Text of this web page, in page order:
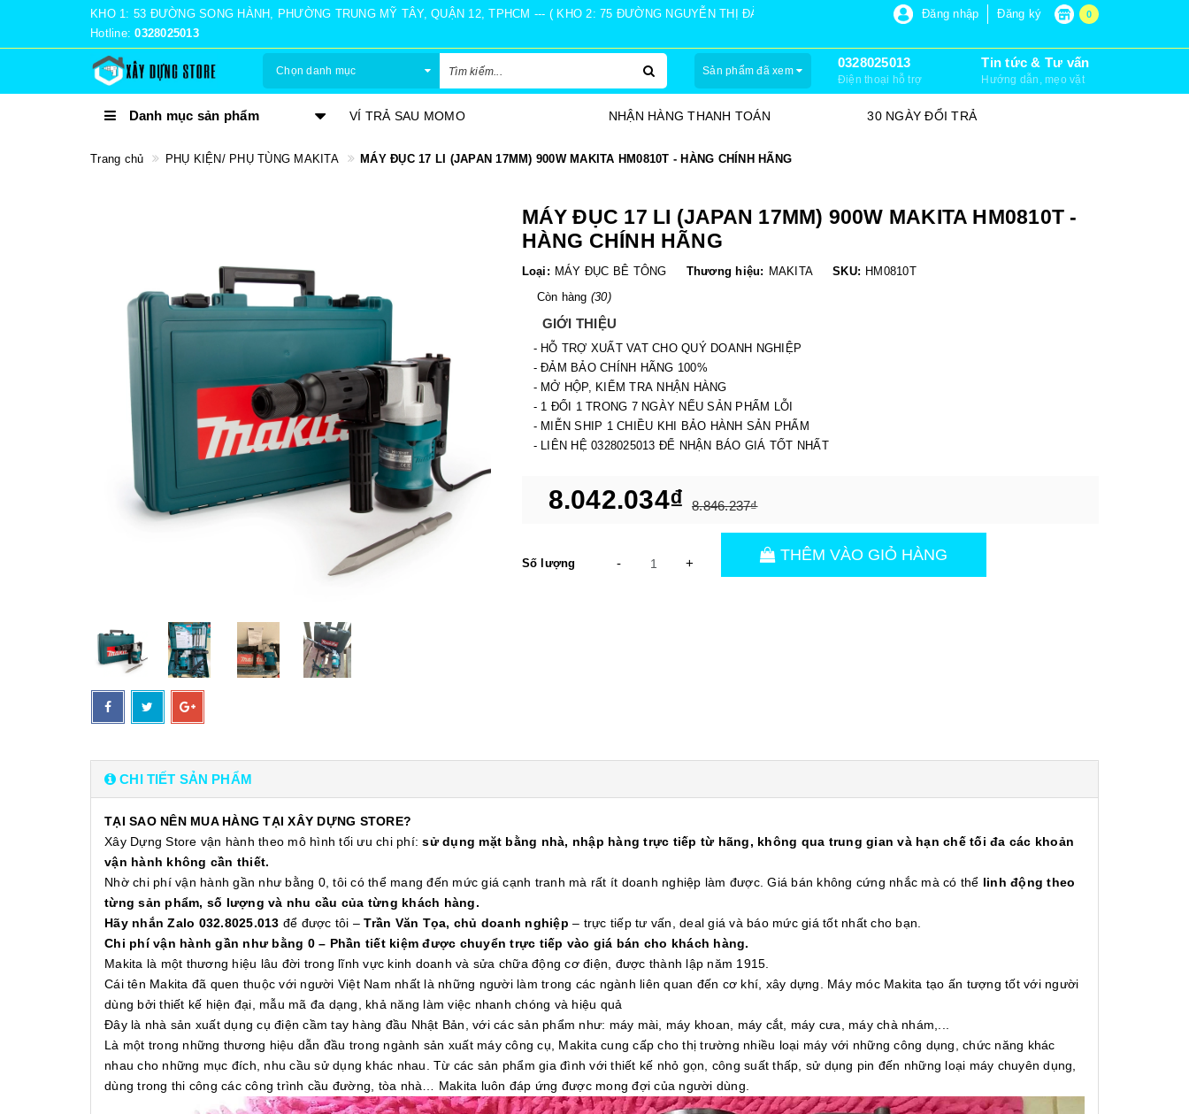
KHO 1: 53 ĐƯỜNG SONG HÀNH, PHƯỜNG TRUNG MỸ TÂY, QUẬN 12, TPHCM --- ( KHO 2: 75 ĐƯỜNG NGUYỄN THỊ ĐÀNH, ẤP 6, XUÂN THỚI SƠN, HÓC MÔN)
Hotline:0328025013
0
Đăng nhập Đăng ký
Chọn danh mục Sản phẩm đã xem
0328025013
Điện thoại hỗ trợ
Tin tức & Tư vấn
Hướng dẫn, mẹo vặt
Danh mục sản phẩm
VÍ TRẢ SAU MOMO NHẬN HÀNG THANH TOÁN 30 NGÀY ĐỔI TRẢ SỮA CHỮA VÀ LẮP ĐẶT
Trang chủ PHỤ KIỆN/ PHỤ TÙNG MAKITA MÁY ĐỤC 17 LI (JAPAN 17MM) 900W MAKITA HM0810T - HÀNG CHÍNH HÃNG
MÁY ĐỤC 17 LI (JAPAN 17MM) 900W MAKITA HM0810T -
HÀNG CHÍNH HÃNG
Loại: MÁY ĐỤC BÊ TÔNG Thương hiệu: MAKITA SKU: HM0810T
Còn hàng (30)
GIỚI THIỆU
- HỖ TRỢ XUẤT VAT CHO QUÝ DOANH NGHIỆP
- ĐẢM BẢO CHÍNH HÃNG 100%
- MỞ HỘP, KIỂM TRA NHẬN HÀNG
- 1 ĐỔI 1 TRONG 7 NGÀY NẾU SẢN PHẨM LỖI
- MIỄN SHIP 1 CHIỀU KHI BẢO HÀNH SẢN PHẨM
- LIÊN HỆ 0328025013 ĐỂ NHẬN BÁO GIÁ TỐT NHẤT
8.042.034₫ 8.846.237₫
Số lượng - + THÊM VÀO GIỎ HÀNG
CHI TIẾT SẢN PHẨM
TẠI SAO NÊN MUA HÀNG TẠI XÂY DỰNG STORE?
Xây Dựng Store vận hành theo mô hình tối ưu chi phí:sử dụng mặt bằng nhà, nhập hàng trực tiếp từ hãng, không qua trung gian và hạn chế tối đa các khoản
vận hành không cần thiết.
Nhờ chi phí vận hành gần như bằng 0, tôi có thể mang đến mức giá cạnh tranh mà rất ít doanh nghiệp làm được. Giá bán không cứng nhắc mà có thể linh động theo
từng sản phẩm, số lượng và nhu cầu của từng khách hàng.
Hãy nhắn Zalo 032.8025.013 để được tôi –Trần Văn Tọa, chủ doanh nghiệp – trực tiếp tư vấn, deal giá và báo mức giá tốt nhất cho bạn.
Chi phí vận hành gần như bằng 0 – Phần tiết kiệm được chuyển trực tiếp vào giá bán cho khách hàng.
Makita là một thương hiệu lâu đời trong lĩnh vực kinh doanh và sửa chữa động cơ điện, được thành lập năm 1915.
Cái tên Makita đã quen thuộc với người Việt Nam nhất là những người làm trong các ngành liên quan đến cơ khí, xây dựng. Máy móc Makita tạo ấn tượng tốt với người
dùng bởi thiết kế hiện đại, mẫu mã đa dạng, khả năng làm việc nhanh chóng và hiệu quả
Đây là nhà sản xuất dụng cụ điện cầm tay hàng đầu Nhật Bản, với các sản phẩm như: máy mài, máy khoan, máy cắt, máy cưa, máy chà nhám,...
Là một trong những thương hiệu dẫn đầu trong ngành sản xuất máy công cụ, Makita cung cấp cho thị trường nhiều loại máy với những công dụng, chức năng khác
nhau cho những mục đích, nhu cầu sử dụng khác nhau. Từ các sản phẩm gia đình với thiết kế nhỏ gọn, công suất thấp, sử dụng pin đến những loại máy chuyên dụng,
dùng trong thi công các công trình cầu đường, tòa nhà… Makita luôn đáp ứng được mong đợi của người dùng.